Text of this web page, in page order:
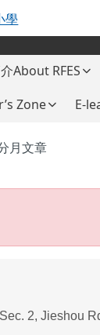
學
學校簡介About RFES
Zone
E-
月文章
2, Jieshou